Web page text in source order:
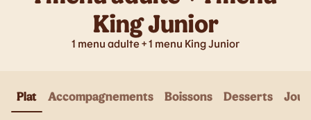
King Junior
1 menu adulte + 1 menu King Junior
Plat Accompagnements Boissons Desserts